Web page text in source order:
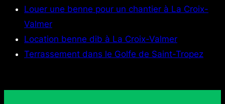
Louer une benne pour un chantier à La Croix-
Valmer
Location benne dib à La Croix-Valmer
Terrassement dans le Golfe de Saint-Tropez